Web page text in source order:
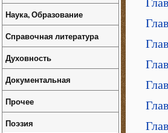
Наука, Образование
Справочная литература
Духовность
Документальная
Прочее
Поэзия